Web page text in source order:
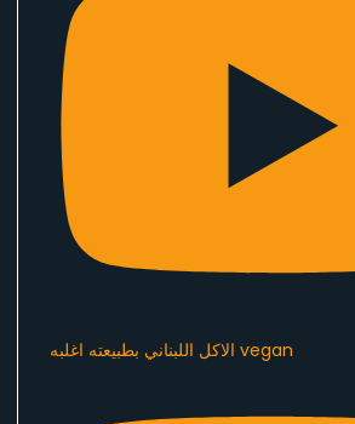
الاكل اللبناني بطبيعته اغلبه vegan